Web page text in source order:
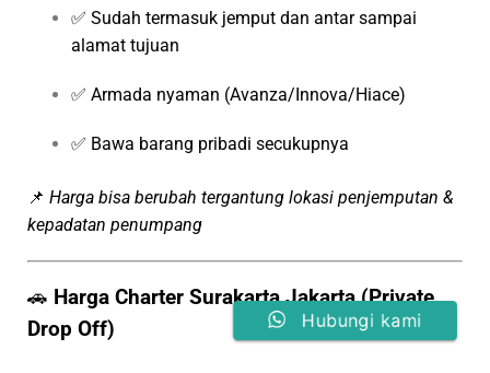
✅ Sudah termasuk jemput dan antar sampai
alamat tujuan
✅ Armada nyaman (Avanza/Innova/Hiace)
✅ Bawa barang pribadi secukupnya
📌 Harga bisa berubah tergantung lokasi penjemputan &
kepadatan penumpang
🚗 Harga Charter Surakarta Jakarta (Private
Drop Off)
Hubungi kami